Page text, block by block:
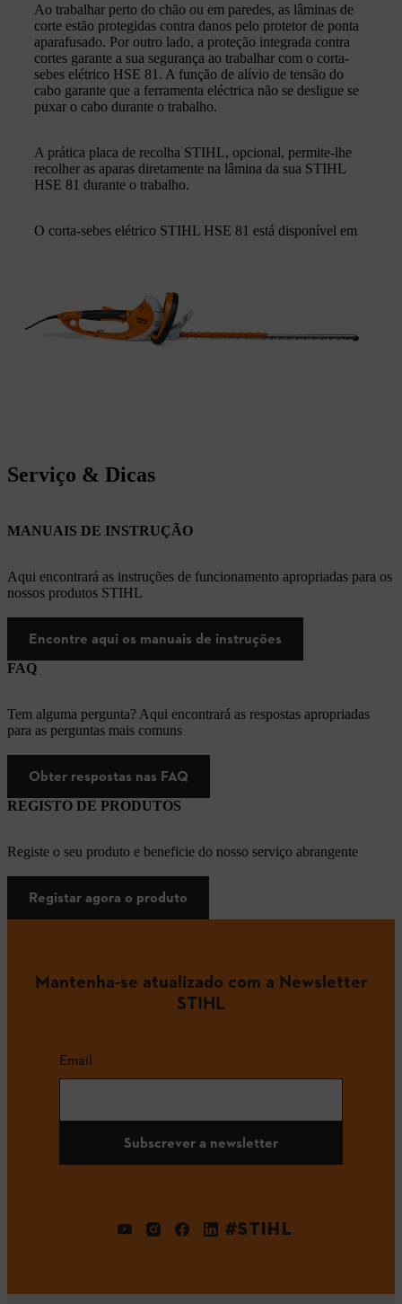
Ao trabalhar perto do chão ou em paredes, as lâminas de
corte estão protegidas contra danos pelo protetor de ponta
aparafusado. Por outro lado, a proteção integrada contra
cortes garante a sua segurança ao trabalhar com o corta-
sebes elétrico HSE 81. A função de alívio de tensão do
cabo garante que a ferramenta eléctrica não se desligue se
puxar o cabo durante o trabalho.
A prática placa de recolha STIHL, opcional, permite-lhe
recolher as aparas diretamente na lâmina da sua STIHL
HSE 81 durante o trabalho.
O corta-sebes elétrico STIHL HSE 81 está disponível em
Serviço & Dicas
MANUAIS DE INSTRUÇÃO
Aqui encontrará as instruções de funcionamento apropriadas para os
nossos produtos STIHL
Encontre aqui os manuais de instruções
FAQ
Tem alguma pergunta? Aqui encontrará as respostas apropriadas
para as perguntas mais comuns
Obter respostas nas FAQ
REGISTO DE PRODUTOS
Registe o seu produto e beneficie do nosso serviço abrangente
Registar agora o produto
Mantenha-se atualizado com a Newsletter
STIHL
Email
Subscrever a newsletter
#STIHL